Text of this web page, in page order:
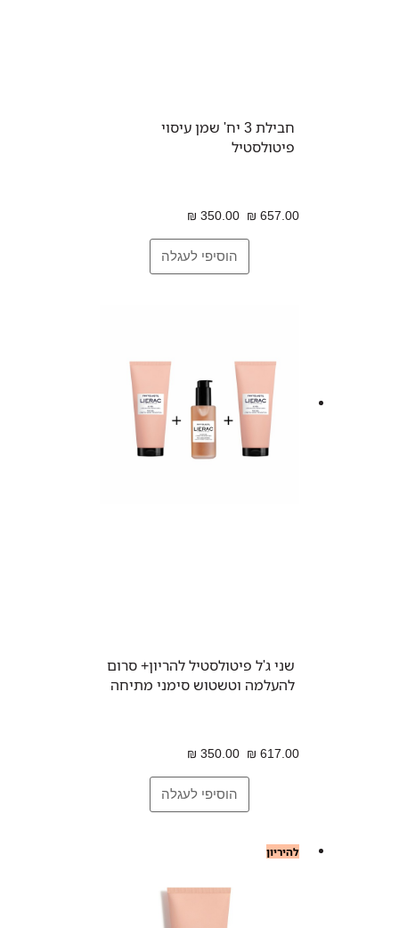
חבילת 3 יח' שמן עיסוי
פיטולסטיל
657.00 ₪
350.00 ₪
שני ג'ל פיטולסטיל להריון+ סרום
להעלמה וטשטוש סימני מתיחה
617.00 ₪
350.00 ₪
להיריון